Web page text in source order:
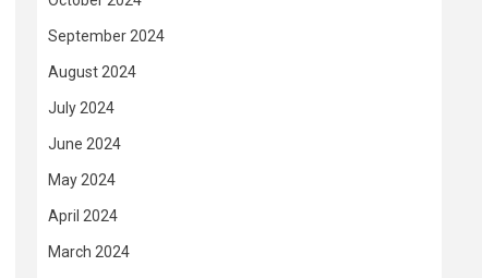
September 2024
August 2024
July 2024
June 2024
May 2024
April 2024
March 2024